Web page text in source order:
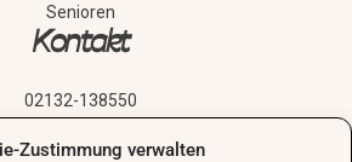
Zustimmung verwalten
Senioren
Kontakt
02132-138550
schule.de